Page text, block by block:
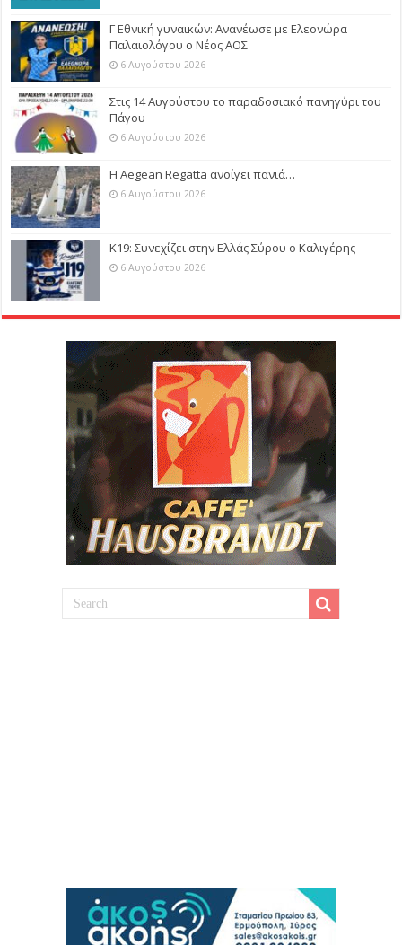
Γ Εθνική γυναικών: Ανανέωσε με Ελεονώρα
Παλαιολόγου ο Νέος ΑΟΣ
6 Αυγούστου 2026
Στις 14 Αυγούστου το παραδοσιακό πανηγύρι του
Πάγου
6 Αυγούστου 2026
Η Aegean Regatta ανοίγει πανιά…
6 Αυγούστου 2026
Κ19: Συνεχίζει στην Ελλάς Σύρου ο Καλιγέρης
6 Αυγούστου 2026